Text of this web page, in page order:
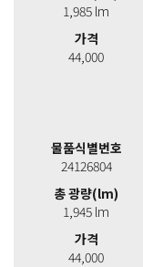
1,985 lm
가격
44,000
물품식별번호
24126804
총 광량(lm)
1,945 lm
가격
44,000